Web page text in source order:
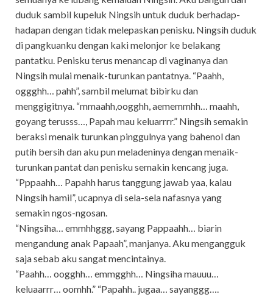
duduk sambil kupeluk Ningsih untuk duduk berhadap-
hadapan dengan tidak melepaskan penisku. Ningsih duduk
di pangkuanku dengan kaki melonjor ke belakang
pantatku. Penisku terus menancap di vaginanya dan
Ningsih mulai menaik-turunkan pantatnya. “Paahh,
oggghh… pahh”, sambil melumat bibirku dan
menggigitnya. “mmaahh,oogghh, aememmhh… maahh,
goyang terusss…, Papah mau keluarrrr.” Ningsih semakin
beraksi menaik turunkan pinggulnya yang bahenol dan
putih bersih dan aku pun meladeninya dengan menaik-
turunkan pantat dan penisku semakin kencang juga.
“Pppaahh… Papahh harus tanggung jawab yaa, kalau
Ningsih hamil”, ucapnya di sela-sela nafasnya yang
semakin ngos-ngosan.
“Ningsiha… emmhhggg, sayang Pappaahh… biarin
mengandung anak Papaah”, manjanya. Aku mengangguk
saja sebab aku sangat mencintainya.
“Paahh… oogghh… emmgghh… Ningsiha mauuu…
keluaarrr… oomhh.” “Papahh.. jugaa… sayanggg….